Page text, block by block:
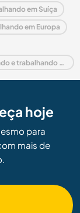
em Suíça
em Europa
Última hora Férias em casas de família, voluntariando e trabalhando em Suíça
hoje
para
mais de